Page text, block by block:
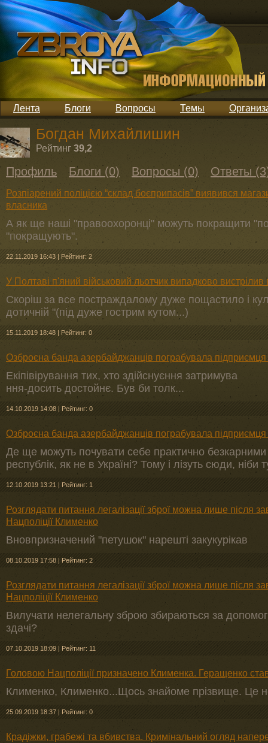
Лента Блоги Вопросы Темы
Богдан Михайлишин
Рейтинг 39,2
Профиль Блоги (0) Вопросы (0) Ответы
Розпіарений поліцією “склад боєприпасів” виявився
власника
А як ще наші "правоохоронці" можуть покращити
"покращують".
22.11.2019 16:43 | Рейтинг: 2
У Полтаві п'яний військовий льотчик випадково
Скоріш за все постраждалому дуже пощастило і
дотичній "(під дуже гострим кутом...)
15.11.2019 18:48 | Рейтинг: 0
Озброєна банда азербайджанців пограбувала підприємця
Екіпівірування тих, хто здійснуєння затримува
ння-досить достойнє. Був би толк...
14.10.2019 14:08 | Рейтинг: 0
Озброєна банда азербайджанців пограбувала підприємця
Де ще можуть почувати себе практично безкарними
республік, як не в Україні? Тому і лізуть сюди,
12.10.2019 13:21 | Рейтинг: 1
Розглядати питання легалізації зброї можна лише після
Нацполіції Клименко
Вновпризначений "петушок" нарешті закукурікав
08.10.2019 17:58 | Рейтинг: 2
Розглядати питання легалізації зброї можна лише після
Нацполіції Клименко
Вилучати нелегальну зброю збираються за
здачі?
07.10.2019 18:09 | Рейтинг: 11
Головою Нацполіції призначено Клименка. Геращенко
Клименко, Клименко...Щось знайоме прізвище. Це
25.09.2019 18:37 | Рейтинг: 0
Крадіжки, грабежі та вбивства. Кримінальний огляд